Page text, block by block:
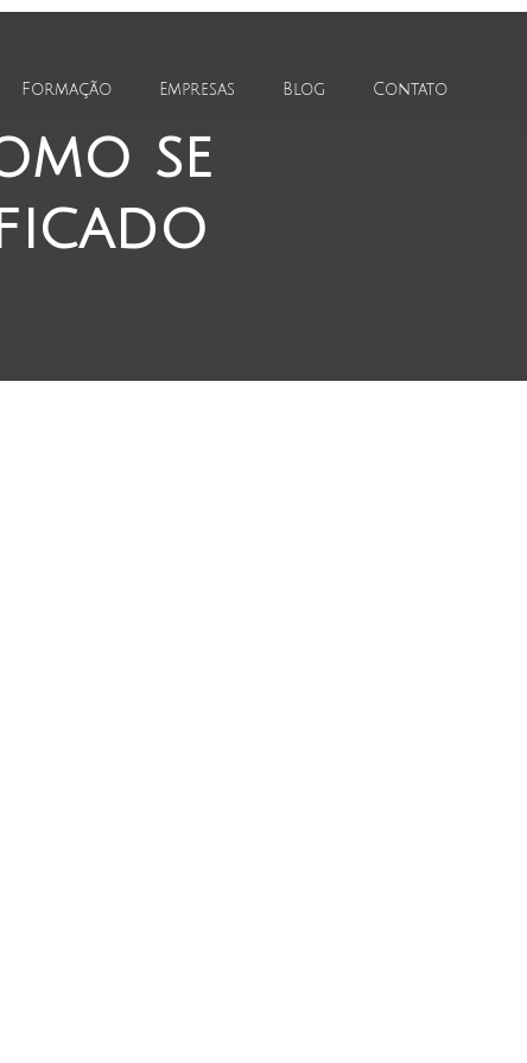
Formação Empresas Blog Contato
se